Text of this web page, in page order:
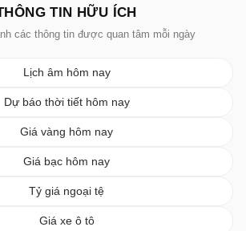
TIN HỮU ÍCH
các thông tin được quan tâm mỗi ngày
Lịch âm hôm nay
Dự báo thời tiết hôm nay
Giá vàng hôm nay
Giá bạc hôm nay
Tỷ giá ngoại tệ
Giá xe ô tô